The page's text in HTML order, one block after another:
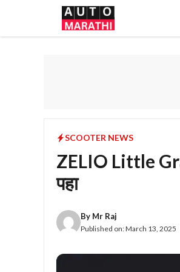
content
SCOOTER NEWS
ZELIO Little
पहा
By Mr Raj
Published on:March 13, 2025